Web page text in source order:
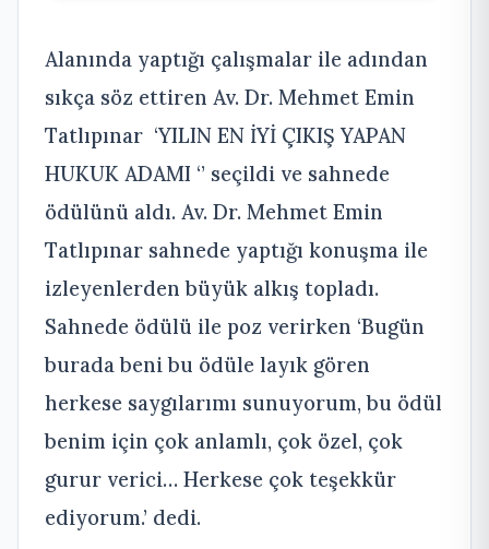
Alanında yaptığı çalışmalar ile adından
sıkça söz ettiren Av. Dr. Mehmet Emin
Tatlıpınar ‘YILIN EN İYİ ÇIKIŞ YAPAN
HUKUK ADAMI ‘’ seçildi ve sahnede
ödülünü aldı. Av. Dr. Mehmet Emin
Tatlıpınar sahnede yaptığı konuşma ile
izleyenlerden büyük alkış topladı.
Sahnede ödülü ile poz verirken ‘Bugün
burada beni bu ödüle layık gören
herkese saygılarımı sunuyorum, bu ödül
benim için çok anlamlı, çok özel, çok
gurur verici… Herkese çok teşekkür
ediyorum.’ dedi.